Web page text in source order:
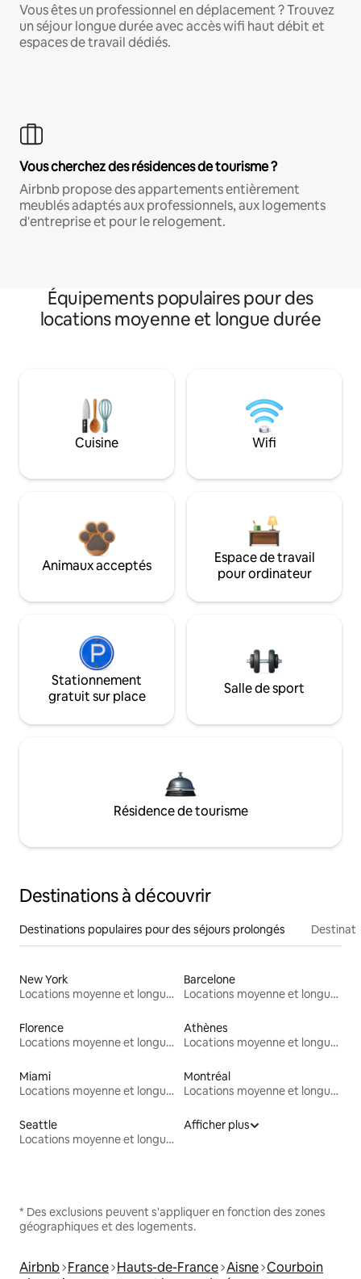
Vous êtes un professionnel en déplacement ? Trouvez
un séjour longue durée avec accès wifi haut débit et
espaces de travail dédiés.
Vous cherchez des résidences de tourisme ?
Airbnb propose des appartements entièrement
meublés adaptés aux professionnels, aux logements
d'entreprise et pour le relogement.
Équipements populaires pour des
locations moyenne et longue durée
Cuisine Wifi
Animaux acceptés
Espace de travail
pour ordinateur
Stationnement
gratuit sur place
Salle de sport
Résidence de tourisme
Destinations à découvrir
Destinations populaires pour des séjours prolongés
New York
Locations moyenne et longue durée
Barcelone
Locations moyenne et longue durée
Florence
Locations moyenne et longue durée
Athènes
Locations moyenne et longue durée
Miami
Locations moyenne et longue durée
Montréal
Locations moyenne et longue durée
Seattle
Locations moyenne et longue durée
Afficher plus
* Des exclusions peuvent s'appliquer en fonction des zones
géographiques et des logements.
Airbnb France Hauts-de-France Aisne Courboin